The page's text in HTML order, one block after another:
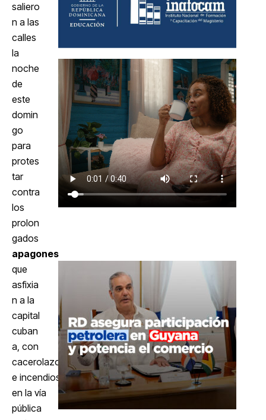
saliero
n a las
calles
la
noche
de
este
domin
go
para
protes
tar
contra
los
prolon
gados
apagones
que
asfixia
n a la
capital
cuban
a, con
cacerolazos
e incendios
en la vía
pública